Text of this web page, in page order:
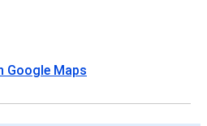
Google Maps